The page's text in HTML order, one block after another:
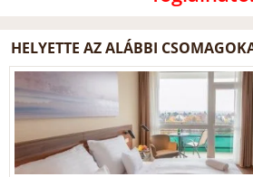
HELYETTE AZ ALÁBBI